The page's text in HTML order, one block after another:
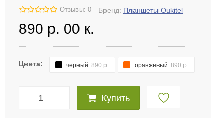
Отзывы: 0 Бренд: Планшеты Oukitel
890 р. 00 к.
Цвета: черный 890 р. оранжевый 890 р.
Купить